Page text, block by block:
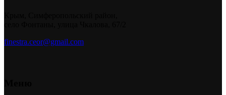
finestra.ceor@gmail.com